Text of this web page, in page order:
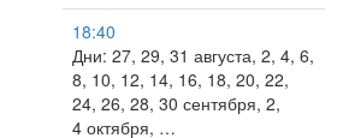
18:40
Дни: 27, 29, 31 августа, 2, 4, 6,
8, 10, 12, 14, 16, 18, 20, 22,
24, 26, 28, 30 сентября, 2,
4 октября, …